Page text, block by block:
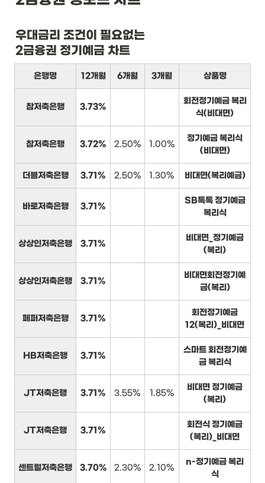
우대금리 조건이 필요없는
2금융권 정기예금 차트
은행명 12개월 6개월 3개월 상품명
참저축은행 3.73%
회전정기예금 복리
식(비대면)
참저축은행 3.72% 2.50% 1.00%
정기예금 복리식
(비대면)
더블저축은행 3.71% 2.50% 1.30% 비대면(복리예금)
바로저축은행 3.71%
SB톡톡 정기예금
복리식
상상인저축은행 3.71%
비대면_정기예금
(복리)
상상인저축은행 3.71%
비대면회전정기예
금(복리)
페퍼저축은행 3.71%
회전정기예금
12(복리)_비대면
HB저축은행 3.71%
스마트 회전정기예
금 복리식
JT저축은행 3.71% 3.55% 1.85%
비대면 정기예금
(복리)
JT저축은행 3.71%
회전식 정기예금
(복리)_비대면
센트럴저축은행 3.70% 2.30% 2.10%
n-정기예금 복리
식